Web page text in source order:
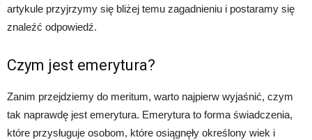
artykule przyjrzymy się bliżej temu zagadnieniu i postaramy się
znaleźć odpowiedź.
Czym jest emerytura?
Zanim przejdziemy do meritum, warto najpierw wyjaśnić, czym
tak naprawdę jest emerytura. Emerytura to forma świadczenia,
które przysługuje osobom, które osiągnęły określony wiek i